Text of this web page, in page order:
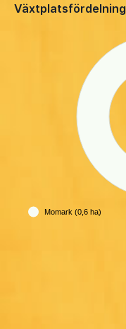
Växtplatsfördelning
Momark (0,6 ha)